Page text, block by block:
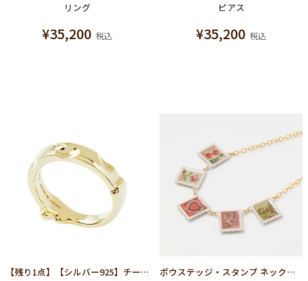
リング
¥35,200 税込
ピアス
¥35,200 税込
【残り1点】【シルバー925】チーズSV リング(ゴールドメッキ)【スペシャルパッケージつき】
ポウステッジ・スタンプ ネックレス